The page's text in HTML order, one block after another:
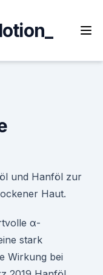
und Hanföl zur
Haut.
α-
stark
Wirkung bei